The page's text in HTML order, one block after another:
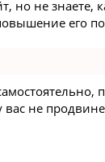
но не
его
не